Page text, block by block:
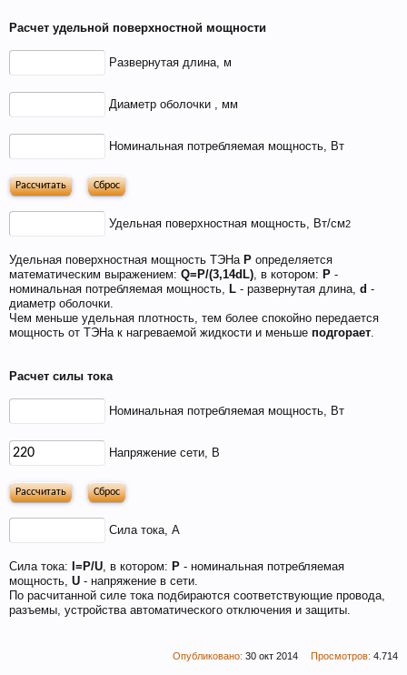
любит ли мужчина напитки этой марки, и даже
при отсутствии алкоголя.
Пиво богато антиоксидантами, которые
приходят из хмеля и солода, из которых оно
состоит. Эти антиоксиданты предотвратят рак.
нам поддерживать здоровую кожу, нужный
сердечно-сосудистой и иммунной системы.
Кофе оказывает воздействие на
Расчет удельной поверхностной мощности
Развернутая длина, м
Диаметр оболочки , мм
Номинальная потребляемая мощность, Вт
Удельная поверхностная мощность, Вт/см2
Удельная поверхностная мощность ТЭНа P определяется
математическим выражением: Q=P/(3,14dL), в котором: P -
номинальная потребляемая мощность, L - развернутая длина, d -
диаметр оболочки.
Чем меньше удельная плотность, тем более спокойно передается
мощность от ТЭНа к нагреваемой жидкости и меньше подгорает.
Расчет силы тока
Номинальная потребляемая мощность, Вт
Напряжение сети, В
Сила тока, А
Сила тока: I=P/U, в котором: P - номинальная потребляемая
мощность, U - напряжение в сети.
По расчитанной силе тока подбираются соответствующие провода,
разъемы, устройства автоматического отключения и защиты.
Опубликовано: 30 окт 2014 Просмотров: 4.714